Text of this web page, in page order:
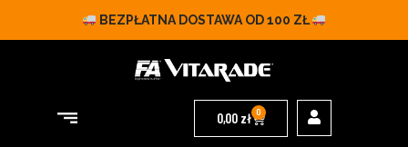
BEZPŁATNA DOSTAWA OD 100 ZŁ
0,00 zł 0